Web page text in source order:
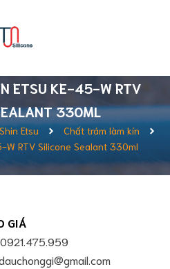
ETSU KE-45-W RTV
330ML
Etsu
Chất trám làm kín
W RTV Silicone Sealant 330ml
GIÁ